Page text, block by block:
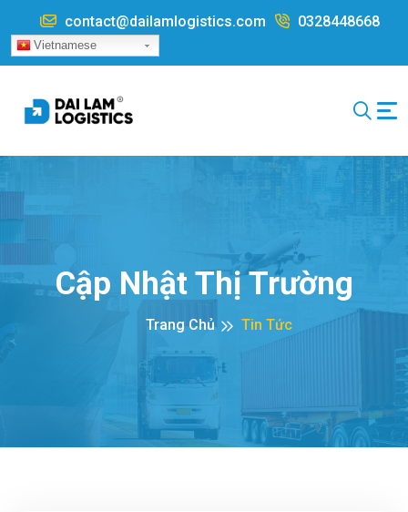
Nhảy đến nội dung
contact@dailamlogistics.com 0328448668
Vietnamese
Cập Nhật Thị Trường
Trang Chủ Tin Tức